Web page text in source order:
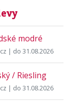
modré
| do 31.08.2026
/ Riesling
| do 31.08.2026